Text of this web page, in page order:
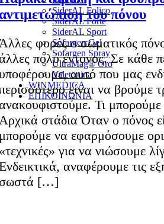
SiderAL Folico
SiderAL Forte
SiderAL Sport
Sofargen Gel
Sofargen Spray
UltraMag® Oro
Valetonina
WINMEDICA
ΕΠΙΚΟΙΝΩΝΙΑ
του πόνου
φορές ο σωματικός
πολύ έντονος. Σε κάθε
αυτό που μας
είναι να βρούμε
Τι
στάδια Όταν ο πόνος
να εφαρμόσουμε
για να νιώσουμε
αναφέρουμε τις
[…]